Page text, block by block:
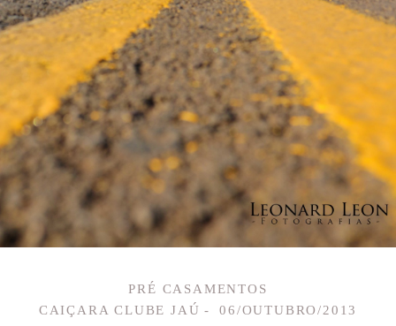
PRÉ CASAMENTOS
CAIÇARA CLUBE JAÚ
06/OUTUBRO/2013